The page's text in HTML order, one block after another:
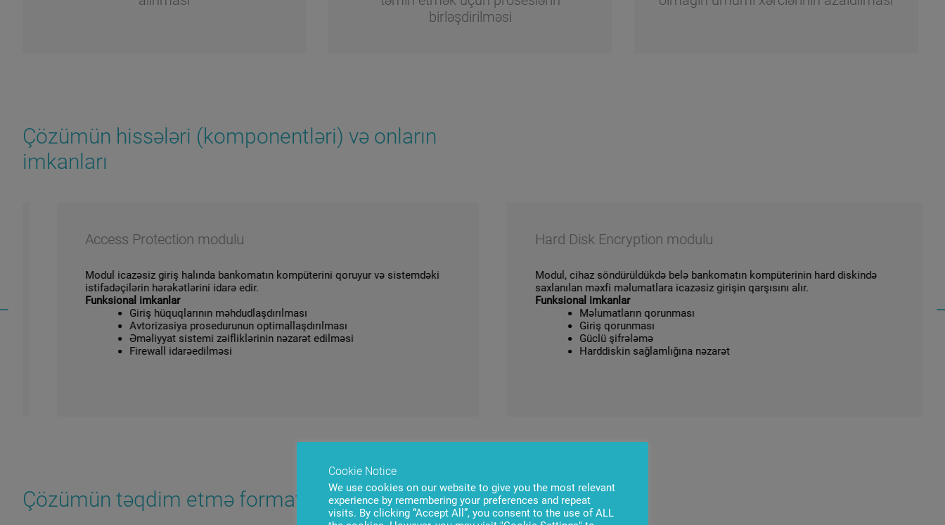
birləşdirilməsi
Çözümün hissələri (komponentləri) və onların
imkanları
Access Protection modulu
Modul icazəsiz giriş halında bankomatın kompüterini qoruyur və sistemdəki
istifadəçilərin hərəkətlərini idarə edir.
Funksional imkanlar
Giriş hüquqlarının məhdudlaşdırılması
Avtorizasiya prosedurunun optimallaşdırılması
Əməliyyat sistemi zəifliklərinin nəzarət edilməsi
Firewall idarəedilməsi
Hard Disk Encryption modulu
Modul, cihaz söndürüldükdə belə bankomatın kompüterinin hard diskində
saxlanılan məxfi məlumatlara icazəsiz girişin qarşısını alır.
Funksional imkanlar
Məlumatların qorunması
Giriş qorunması
Güclü şifrələmə
Harddiskin sağlamlığına nəzarət
Çözümün təqdim etmə formatları
Cookie Notice
We use cookies on our website to give you the most relevant
experience by remembering your preferences and repeat
visits. By clicking “Accept All”, you consent to the use of ALL